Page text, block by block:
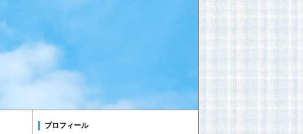
プロフィール